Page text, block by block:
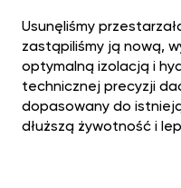
Usunęliśmy
zastąpiliśmy ją nową,
optymalną izolacją i
technicznej precyzji
dopasowany do
dłuższą żywotność i